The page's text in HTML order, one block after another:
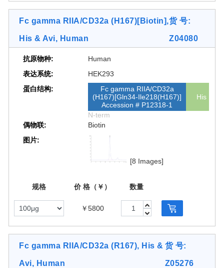
Fc gamma RIIA/CD32a (H167)[Biotin],
His & Avi, Human
货 号:
Z04080
抗原物种:
Human
表达系统:
HEK293
蛋白结构:
Fc gamma RIIA/CD32a
(H167)[Gln34-Ile218(H167)]
Accession # P12318-1
His
N-term
偶物联:
Biotin
图片:
[8 Images]
规格 价 格（￥） 数量
￥5800
Fc gamma RIIA/CD32a (R167), His &
Avi, Human
货 号:
Z05276